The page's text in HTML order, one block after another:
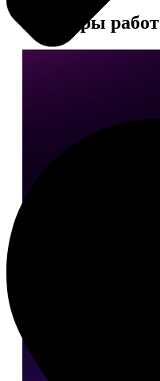
Примеры работ